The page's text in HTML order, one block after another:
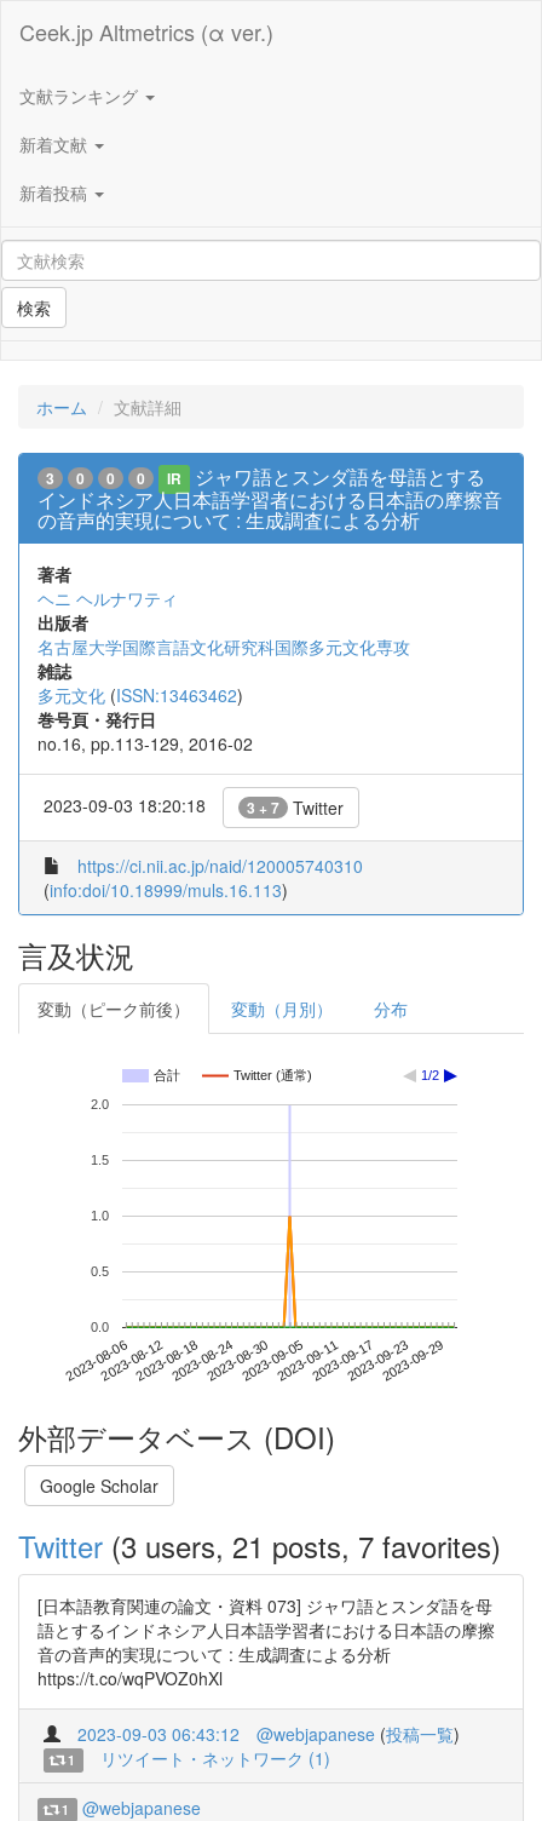
Ceek.jp Altmetrics (α ver.)
文献ランキング
新着文献
新着投稿
検索
ホーム 文献詳細
3 0 0 0 IR
ジャワ語とスンダ語を母語とする
インドネシア人日本語学習者における日本語の摩擦音
の音声的実現について : 生成調査による分析
著者
ヘニ ヘルナワティ
出版者
名古屋大学国際言語文化研究科国際多元文化専攻
雑誌
多元文化 (ISSN:13463462)
巻号頁・発行日
no.16, pp.113-129, 2016-02
2023-09-03 18:20:18 3 + 7 Twitter
https://ci.nii.ac.jp/naid/120005740310
(info:doi/10.18999/muls.16.113)
言及状況
変動（ピーク前後） 変動（月別） 分布
合計 Twitter (通常) 1/2
2023-08-062023-08-122023-08-182023-08-242023-08-302023-09-052023-09-112023-09-172023-09-232023-09-29
0.0
0.5
1.0
1.5
2.0
外部データベース (DOI)
Google Scholar
Twitter (3 users, 21 posts, 7 favorites)
[日本語教育関連の論文・資料 073] ジャワ語とスンダ語を母
語とするインドネシア人日本語学習者における日本語の摩擦
音の音声的実現について : 生成調査による分析
https://t.co/wqPVOZ0hXl
2023-09-03 06:43:12 @webjapanese (投稿一覧)
1 リツイート・ネットワーク (1)
1 @webjapanese